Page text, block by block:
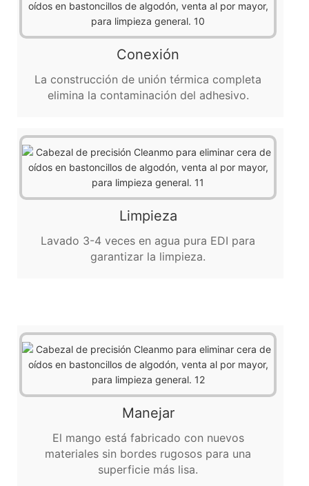
Conexión
La construcción de unión térmica completa
elimina la contaminación del adhesivo.
Limpieza
Lavado 3-4 veces en agua pura EDI para
garantizar la limpieza.
Manejar
El mango está fabricado con nuevos
materiales sin bordes rugosos para una
superficie más lisa.